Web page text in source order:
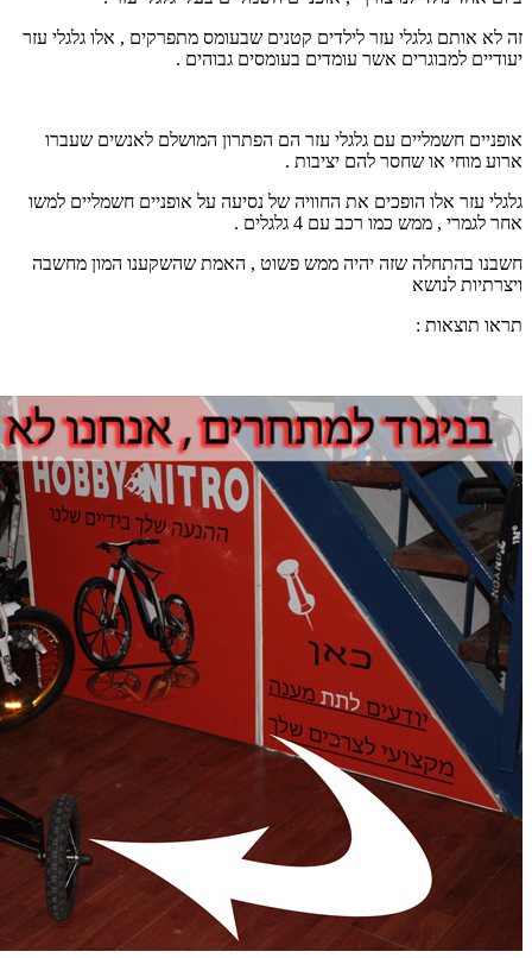
זה לא אותם גלגלי עזר לילדים קטנים שבעומס מתפרקים , אלו גלגלי עזר
יעודיים למבוגרים אשר עומדים בעומסים גבוהים .
אופניים חשמליים עם גלגלי עזר הם הפתרון המושלם לאנשים שעברו
ארוע מוחי או שחסר להם יציבות .
גלגלי עזר אלו הופכים את החוויה של נסיעה על אופניים חשמליים למשו
אחר לגמרי , ממש כמו רכב עם 4 גלגלים .
חשבנו בהתחלה שזה יהיה ממש פשוט , האמת שהשקענו המון מחשבה
ויצרתיות לנושא
תראו תוצאות :